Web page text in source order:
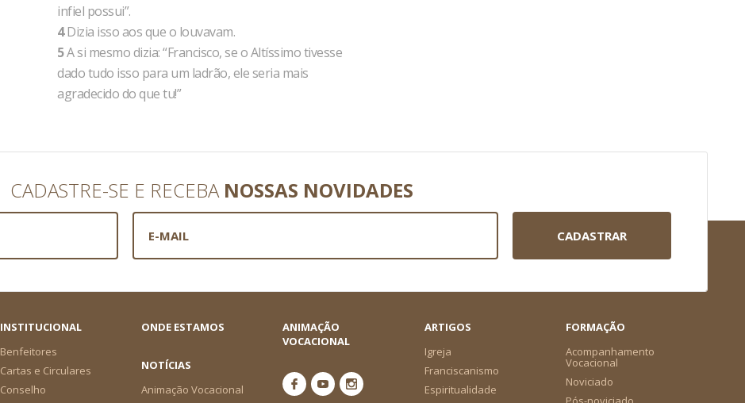
infiel possui”.
4Dizia isso aos que o louvavam.
5A si mesmo dizia: “Francisco, se o Altíssimo tivesse
dado tudo isso para um ladrão, ele seria mais
agradecido do que tu!”
CADASTRE-SE E RECEBA NOSSAS NOVIDADES
CADASTRAR
INSTITUCIONAL
Benfeitores
Cartas e Circulares
Conselho
ONDE ESTAMOS
ANIMAÇÃO
VOCACIONAL
ARTIGOS
Igreja
Franciscanismo
Espiritualidade
FORMAÇÃO
Acompanhamento
Vocacional
Noviciado
NOTÍCIAS
Animação Vocacional